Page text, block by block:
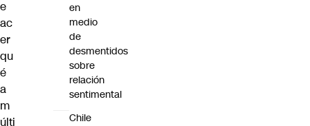
e
ac
er
qu
é
a
m
últi
en
medio
de
desmentidos
sobre
relación
sentimental
Chile